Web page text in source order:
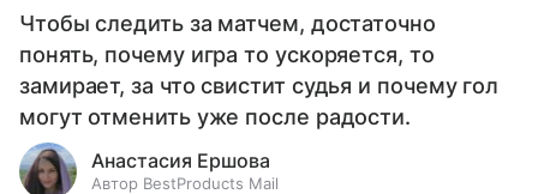
Чтобы следить за матчем, достаточно
понять, почему игра то ускоряется, то
замирает, за что свистит судья и почему гол
могут отменить уже после радости.
Анастасия Ершова
Автор BestProducts Mail